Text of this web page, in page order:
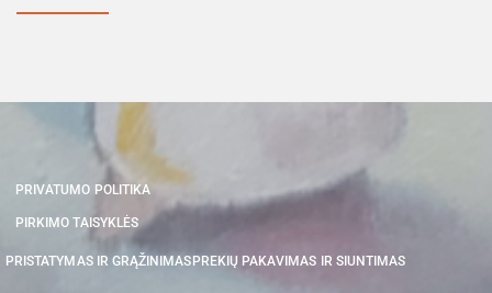
PRIVATUMO POLITIKA
PIRKIMO TAISYKLĖS
PRISTATYMAS IR GRĄŽINIMAS PREKIŲ PAKAVIMAS IR SIUNTIMAS